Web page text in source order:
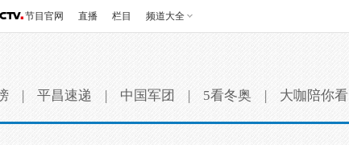
节目官网 直播 栏目 频道大全
| 平昌速递 | 中国军团 | 5看冬奥 | 大咖陪你看